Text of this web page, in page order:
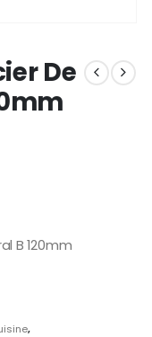
De
B 120mm
,